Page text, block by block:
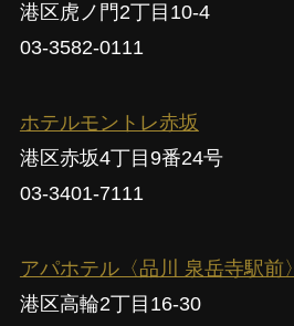
港区虎ノ門2丁目10-4
03-3582-0111
ホテルモントレ赤坂
港区赤坂4丁目9番24号
03-3401-7111
アパホテル〈品川 泉岳寺駅前〉
港区高輪2丁目16-30